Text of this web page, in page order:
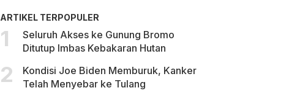
ARTIKEL TERPOPULER
Seluruh Akses ke Gunung Bromo
Ditutup Imbas Kebakaran Hutan
Kondisi Joe Biden Memburuk, Kanker
Telah Menyebar ke Tulang